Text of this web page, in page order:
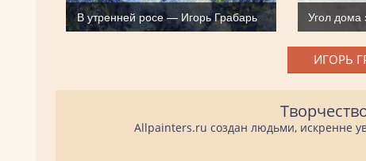
В утренней росе — Игорь Грабарь Угол дома
ИГОРЬ
Allpainters.ru создан людьми, искренне